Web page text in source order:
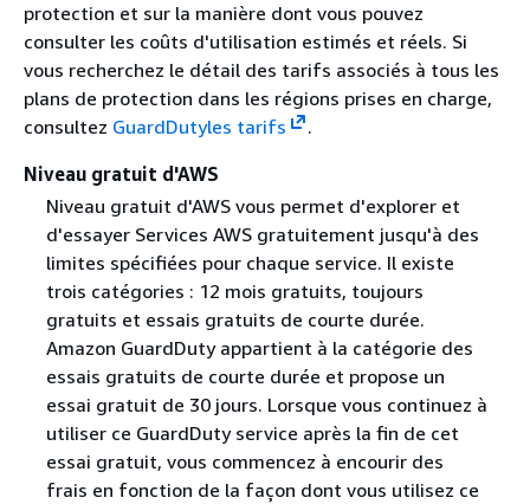
protection et sur la manière dont vous pouvez
consulter les coûts d'utilisation estimés et réels. Si
vous recherchez le détail des tarifs associés à tous les
plans de protection dans les régions prises en charge,
consultez GuardDutyles tarifs
.
Niveau gratuit d'AWS
Niveau gratuit d'AWS vous permet d'explorer et
d'essayer Services AWS gratuitement jusqu'à des
limites spécifiées pour chaque service. Il existe
trois catégories : 12 mois gratuits, toujours
gratuits et essais gratuits de courte durée.
Amazon GuardDuty appartient à la catégorie des
essais gratuits de courte durée et propose un
essai gratuit de 30 jours. Lorsque vous continuez à
utiliser ce GuardDuty service après la fin de cet
essai gratuit, vous commencez à encourir des
frais en fonction de la façon dont vous utilisez ce